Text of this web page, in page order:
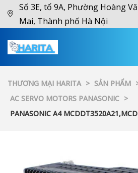
Số 3E, tổ 9A, Phường Hoàng
Mai, Thành phố Hà Nội
THƯƠNG MẠI HARITA > SẢN PHẨM
AC SERVO MOTORS PANASONIC >
PANASONIC A4